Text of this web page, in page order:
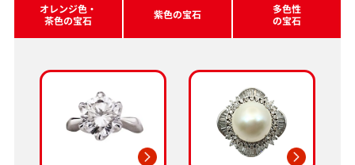
オレンジ色・
茶色の宝石
紫色の宝石
多色性
の宝石